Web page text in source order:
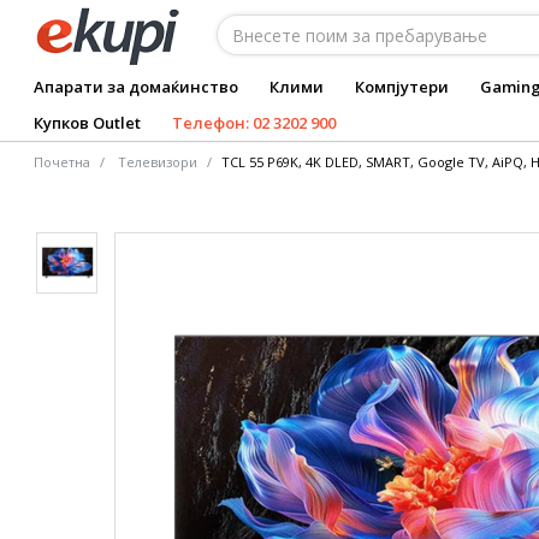
Апарати за домаќинство Клими Компјутери
Купков Outlet
Телефон: 02 3202 900
Почетна Tелевизори TCL 55 P69K, 4K DLED, SMART, Google TV, AiPQ,